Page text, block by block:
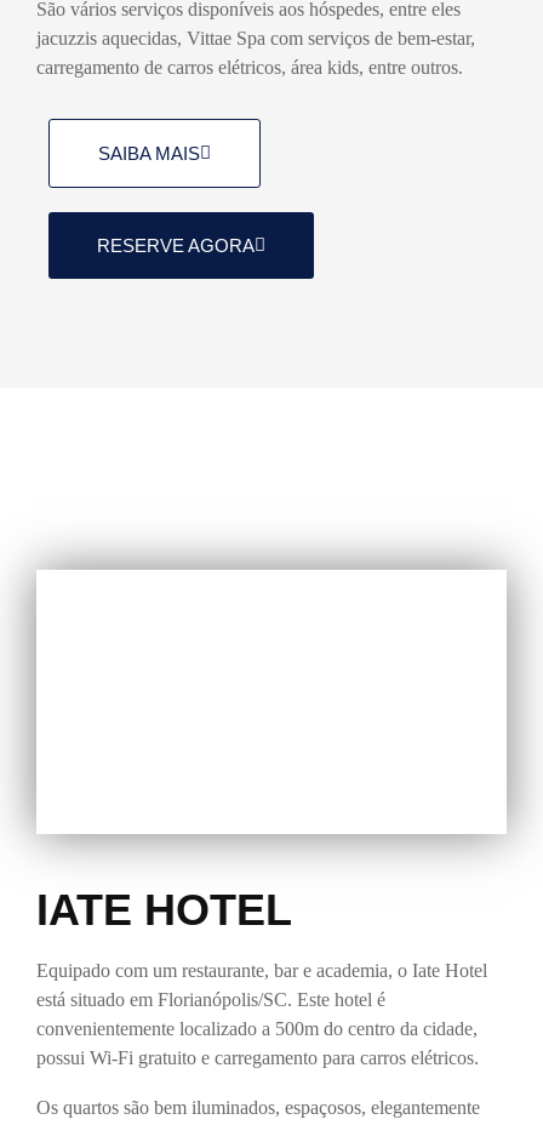
São vários serviços disponíveis aos hóspedes, entre eles
jacuzzis aquecidas, Vittae Spa com serviços de bem-estar,
carregamento de carros elétricos, área kids, entre outros.
SAIBA MAIS
RESERVE AGORA
IATE HOTEL
Equipado com um restaurante, bar e academia, o Iate Hotel
está situado em Florianópolis/SC. Este hotel é
convenientemente localizado a 500m do centro da cidade,
possui Wi-Fi gratuito e carregamento para carros elétricos.
Os quartos são bem iluminados, espaçosos, elegantemente